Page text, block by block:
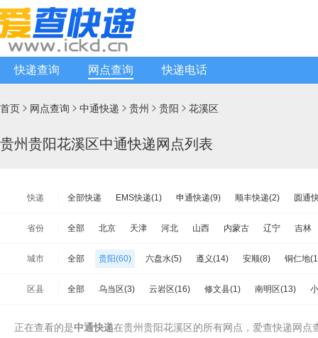
快递查询 网点查询 快递电话
首页  网点查询  中通快递  贵州  贵阳  花溪区
贵州贵阳花溪区中通快递网点列表
快递 全部快递 EMS快递(1) 申通快递(9) 顺丰快递(2) 圆通
安能物流(13) 苏宁快递(1) 全一快递(1) 华宇物流(1)
佳吉快运(0) 亚风快递(1) 佳怡物流(0) 新邦物流(0) 中
省份 全部 北京 天津 河北 山西 内蒙古 辽宁 吉林
浙江 安徽
重庆 四川
台湾省 香港 澳门
城市 全部 贵阳(60) 六盘水(5) 遵义(14) 安顺(8) 铜仁地
区县
全部 乌当区(3) 云岩区(16) 修文县(1) 南明区(13)
正在查看的是中通快递在贵州贵阳花溪区的所有网点，爱查快递网点